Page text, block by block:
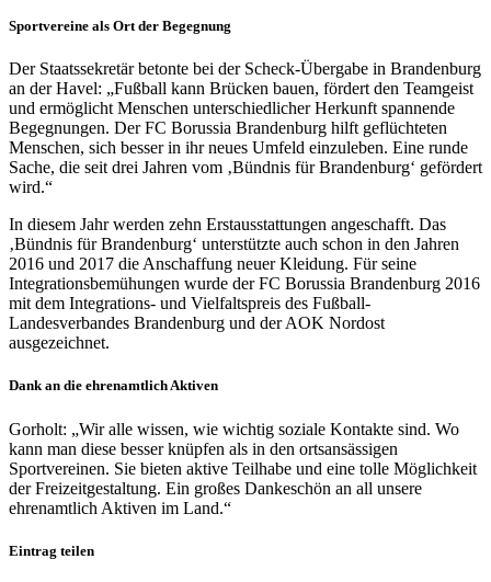
Sportvereine als Ort der Begegnung
Der Staatssekretär betonte bei der Scheck-Übergabe in Brandenburg
an der Havel: „Fußball kann Brücken bauen, fördert den Teamgeist
und ermöglicht Menschen unterschiedlicher Herkunft spannende
Begegnungen. Der FC Borussia Brandenburg hilft geflüchteten
Menschen, sich besser in ihr neues Umfeld einzuleben. Eine runde
Sache, die seit drei Jahren vom ‚Bündnis für Brandenburg‘ gefördert
wird.“
In diesem Jahr werden zehn Erstausstattungen angeschafft. Das
‚Bündnis für Brandenburg‘ unterstützte auch schon in den Jahren
2016 und 2017 die Anschaffung neuer Kleidung. Für seine
Integrationsbemühungen wurde der FC Borussia Brandenburg 2016
mit dem Integrations- und Vielfaltspreis des Fußball-
Landesverbandes Brandenburg und der AOK Nordost
ausgezeichnet.
Dank an die ehrenamtlich Aktiven
Gorholt: „Wir alle wissen, wie wichtig soziale Kontakte sind. Wo
kann man diese besser knüpfen als in den ortsansässigen
Sportvereinen. Sie bieten aktive Teilhabe und eine tolle Möglichkeit
der Freizeitgestaltung. Ein großes Dankeschön an all unsere
ehrenamtlich Aktiven im Land.“
Eintrag teilen